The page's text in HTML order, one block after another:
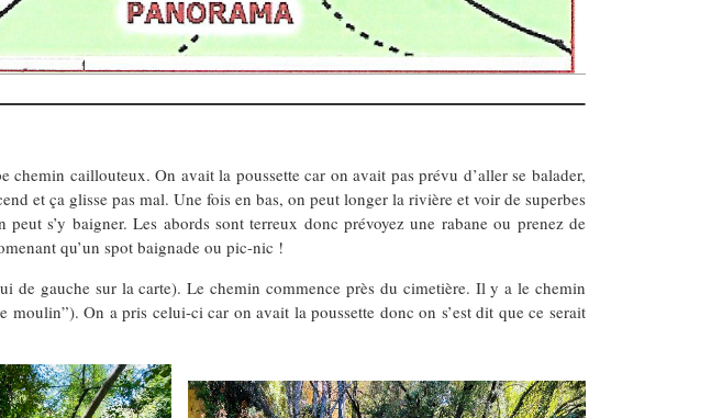
caillouteux. On avait la poussette car on avait pas prévu d’aller se balader,
et ça glisse pas mal. Une fois en bas, on peut longer la rivière et voir de superbes
s’y baigner. Les abords sont terreux donc prévoyez une rabane ou prenez de
qu’un spot baignade ou pic-nic !
de gauche sur la carte). Le chemin commence près du cimetière. Il y a le chemin
On a pris celui-ci car on avait la poussette donc on s’est dit que ce serait